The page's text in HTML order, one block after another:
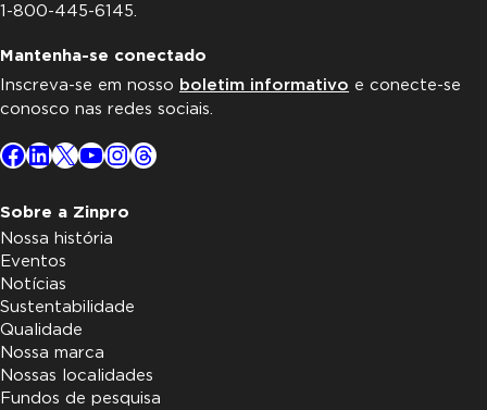
1-800-445-6145.
Mantenha-se conectado
Inscreva-se em nosso boletim informativo e conecte-se
conosco nas redes sociais.
Facebook
LinkedIn
X YouTube
Instagram
Threads
Sobre a Zinpro
Nossa história
Eventos
Notícias
Sustentabilidade
Qualidade
Nossa marca
Nossas localidades
Fundos de pesquisa